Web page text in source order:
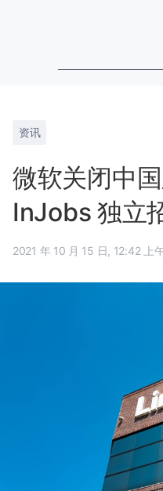
资讯
微软关闭中
InJobs 独立
2021 年 10 月 15 日, 12:42